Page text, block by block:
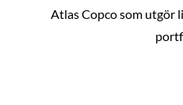
Atlas Copco som utgör